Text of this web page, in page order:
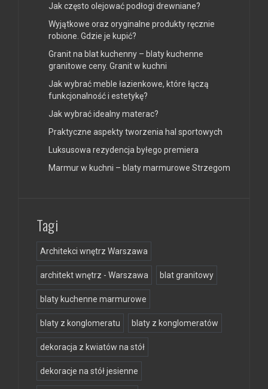
Jak często olejować podłogi drewniane?
Wyjątkowe oraz oryginalne produkty ręcznie
robione. Gdzie je kupić?
Granit na blat kuchenny – blaty kuchenne
granitowe ceny. Granit w kuchni
Jak wybrać meble łazienkowe, które łączą
funkcjonalność i estetykę?
Jak wybrać idealny materac?
Praktyczne aspekty tworzenia hal sportowych
Luksusowa rezydencja byłego premiera
Marmur w kuchni – blaty marmurowe Strzegom
Tagi
Architekci wnętrz Warszawa
architekt wnętrz - Warszawa blat granitowy
blaty kuchenne marmurowe
blaty z konglomeratu blaty z konglomeratów
dekoracja z kwiatów na stół
dekoracje na stół jesienne